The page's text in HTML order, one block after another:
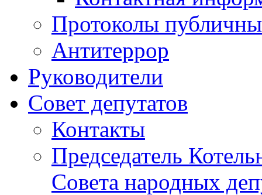
Протоколы
Антитеррор
Руководители
Совет депутатов
Контакты
Председатель
Совета народных